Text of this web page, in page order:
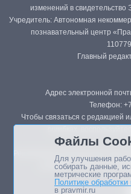
изменений в
Учредитель: Автономная
познавательный центр
Главный
Адрес электронной
Телефон:
Чтобы связаться с редакцией
Републикация материалов сайта
возможна только с
Файлы
Для улучшения
собирать данные,
метрические
Политике
в pravmir.ru